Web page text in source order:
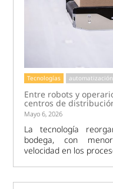
Tecnologías automatización
Entre robots y
centros de
Mayo 6, 2026
La tecnología
bodega, con
velocidad en los